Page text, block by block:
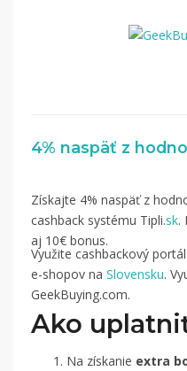
Získajte 4% naspäť z
cashback systému Tipli.sk.
aj 10€ bonus.
Využite cashbackový
e-shopov na Slovensku.
GeekBuying.com.
Ako
Na získanie extra